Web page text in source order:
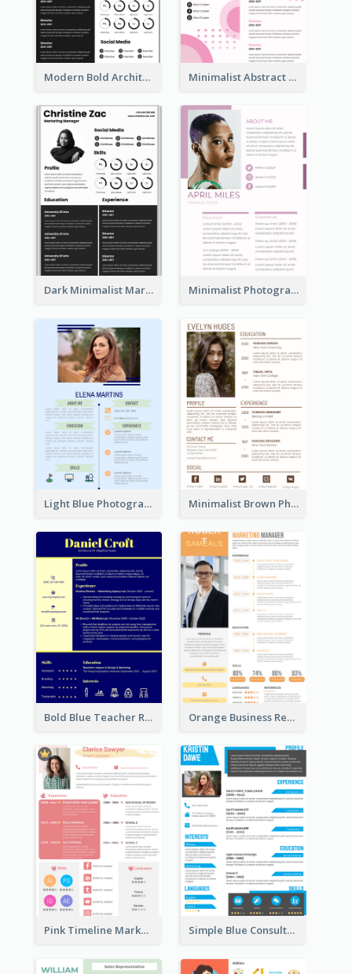
Modern Bold Architect Resume Minimalist Abstract Pink Resume
Dark Minimalist Marketing Manager Resume Minimalist Photography Assistant Resume
Light Blue Photographer Resume Minimalist Brown Photography Resume
Bold Blue Teacher Resume Orange Business Resume
Pink Timeline Marketing Designer Resume Simple Blue Consultant Resume